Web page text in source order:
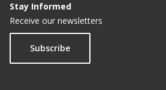
Stay Informed
Receive our newsletters
Subscribe